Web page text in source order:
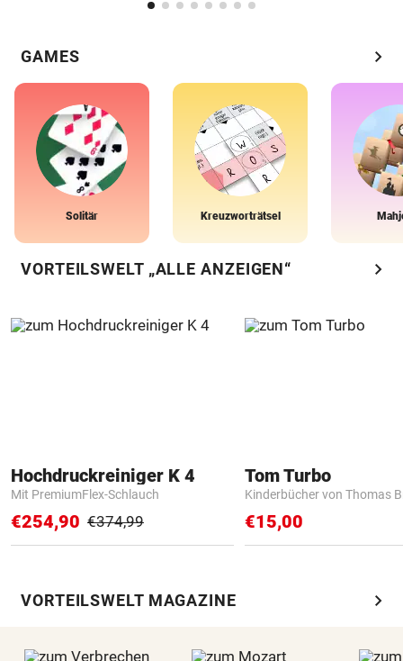
GAMES chevron_right
Solitär Kreuzworträtsel
VORTEILSWELT „ALLE ANZEIGEN“ chevron_right
Hochdruckreiniger K 4
Mit PremiumFlex-Schlauch
€254,90 €374,99
Tom Turbo
Kinderbücher von Thomas
€15,00
VORTEILSWELT MAGAZINE chevron_right